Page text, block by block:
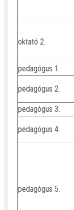
oktató 2.
pedagógus 1.
pedagógus 2.
pedagógus 3.
pedagógus 4.
pedagógus 5.